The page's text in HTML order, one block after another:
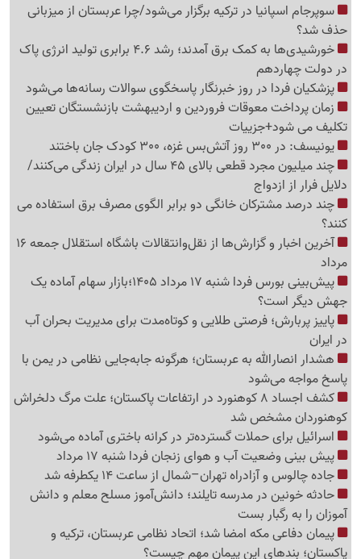
سوپرجام اسپانیا در ترکیه برگزار می‌شود/چرا عربستان از میزبانی
حذف شد؟
خورشیدی‌ها به کمک برق آمدند؛ رشد 4.6 برابری تولید انرژی پاک
در دولت چهاردهم
پزشکیان فردا در روز خبرنگار پاسخگوی سوالات رسانه‌ها می‌شود
زمان پرداخت معوقات فروردین و اردیبهشت بازنشستگان تعیین
تکلیف می شود+جزییات
یونیسف: در 300 روز آتش‌بس غزه، 300 کودک جان باختند
چند میلیون مجرد قطعی بالای 45 سال در ایران زندگی می‌کنند/
دلایل فرار از ازدواج
چند درصد مشترکان خانگی دو برابر الگوی مصرف برق استفاده می
کنند؟
آخرین اخبار و گزارش‌ها از نقل‌وانتقالات باشگاه استقلال جمعه 16
مرداد
پیش‌بینی بورس فردا شنبه 17 مرداد 1405؛بازار سهام آماده یک
جهش دیگر است؟
پاییز پربارش؛ فرصتی طلایی و کوتاه‌مدت برای مدیریت بحران آب
در ایران
هشدار انصارالله به عربستان؛ هرگونه جابه‌جایی نظامی در یمن با
پاسخ مواجه می‌شود
کشف اجساد 8 کوهنورد در ارتفاعات پاکستان؛ علت مرگ دلخراش
کوهنوردان مشخص شد
اسرائیل برای حملات گسترده‌تر در کرانه باختری آماده می‌شود
پیش بینی وضعیت آب و هوای زنجان فردا شنبه 17 مرداد
جاده چالوس و آزادراه تهران–شمال از ساعت 14 یکطرفه شد
حادثه خونین در مدرسه تایلند؛ دانش‌آموز مسلح معلم و دانش
آموزان را به رگبار بست
پیمان دفاعی مکه امضا شد؛ اتحاد نظامی عربستان، ترکیه و
پاکستان؛ بندهای این پیمان مهم چیست؟